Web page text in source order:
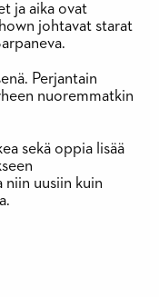
ja aika ovat
johtavat starat
Perjantain
nuoremmatkin
sekä oppia lisää
niin uusiin kuin